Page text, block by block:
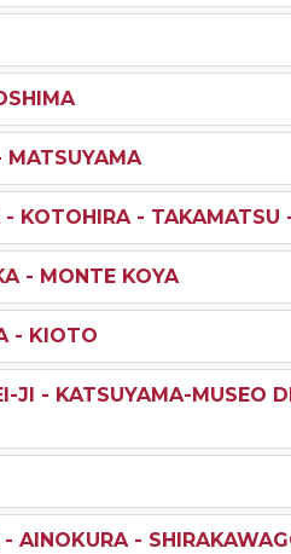
MATSUYAMA
- KOTOHIRA - TAKAMATSU
- MONTE KOYA
- KIOTO
JI - KATSUYAMA-MUSEO
AINOKURA -